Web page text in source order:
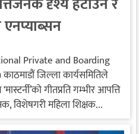
एनप्याब्सन
Private and Boarding
जिल्ला कार्यसमितिले
गीतप्रति गम्भीर आपत्ति
विशेषगरी महिला शिक्षक...